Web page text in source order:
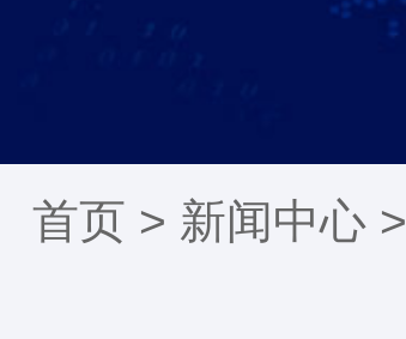
首页 > 新闻中心>